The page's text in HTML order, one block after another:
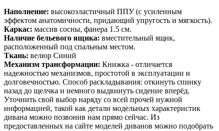
Наполнение: высокоэластичный ППУ (с усиленным
эффектом анатомичности, придающий упругость и мягкость).
Каркас: массив сосны, фанера 1.5 см.
Наличие бельевого ящика: вместительный ящик,
расположенный под спальным местом.
Ткань: велюр Синий
Механизм трансформации: Книжка - отличается
надежностью механизмов, простотой в эксплуатации и
долговечностью. Способ раскладывания: откинуть спинку
назад до щелчка и немного выдвинуть сидение вперёд.
Уточнить свой выбор наряду со всей прочей нужной
информацией, такой как детали модельных характеристик
дивана можно позвонив нам прямо сейчас. Из
предоставленных на сайте моделей диванов можно подобрать